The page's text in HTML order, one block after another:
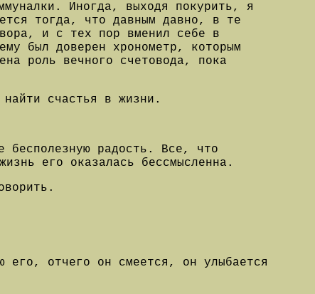
Иногда, выходя покурить, я
тогда, что давным давно, в те
и с тех пор вменил себе в
был доверен хронометр, которым
роль вечного счетовода, пока
счастья в жизни.
бесполезную радость. Все, что
его оказалась бессмысленна.
его, отчего он смеется, он улыбается